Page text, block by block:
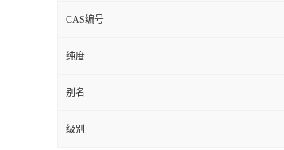
CAS编号
纯度
别名
级别